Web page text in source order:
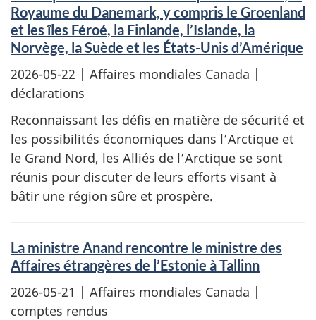
Royaume du Danemark, y compris le Groenland
et les îles Féroé, la Finlande, l’Islande, la
Norvège, la Suède et les États-Unis d’Amérique
2026-05-22 | Affaires mondiales Canada |
déclarations
Reconnaissant les défis en matière de sécurité et
les possibilités économiques dans l’Arctique et
le Grand Nord, les Alliés de l’Arctique se sont
réunis pour discuter de leurs efforts visant à
bâtir une région sûre et prospère.
La ministre Anand rencontre le ministre des
Affaires étrangères de l’Estonie à Tallinn
2026-05-21 | Affaires mondiales Canada |
comptes rendus